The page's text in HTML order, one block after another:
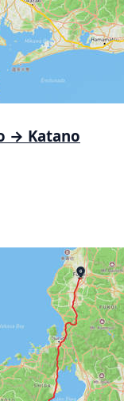
→ Katano